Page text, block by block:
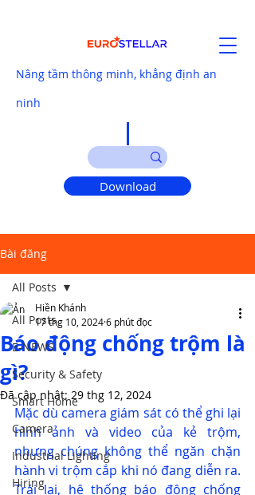
Nâng tầm thông minh, khẳng định an
ninh
Download
Bài đăng
All Posts
E-NEWS
Security & Safety
Smart Home
Camera
Industrial Lighting
Hiring
All Posts
Báo động chống trộm là
gì?
Hiền Khánh
17 thg 10, 20246 phút đọc
Đã cập nhật: 29 thg 12, 2024
Mặc dù camera giám sát có thể ghi lại
hình ảnh và video của kẻ trộm,
nhưng chúng không thể ngăn chặn
hành vi trộm cắp khi nó đang diễn ra.
Trái lại, hệ thống báo động chống